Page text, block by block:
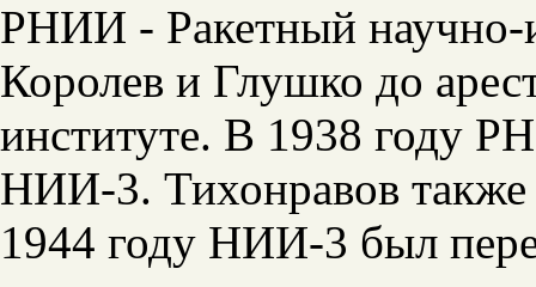
РНИИ - Ракетный научно-
Королев и Глушко до
институте. В 1938 году
НИИ-3. Тихонравов
1944 году НИИ-3 был